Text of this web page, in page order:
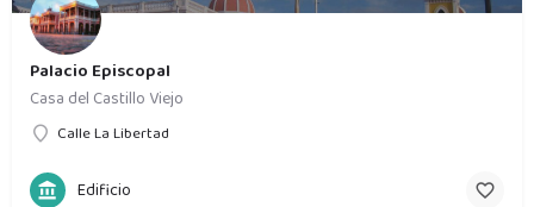
Palacio Episcopal
Casa del Castillo Viejo
Calle La Libertad
Edificio